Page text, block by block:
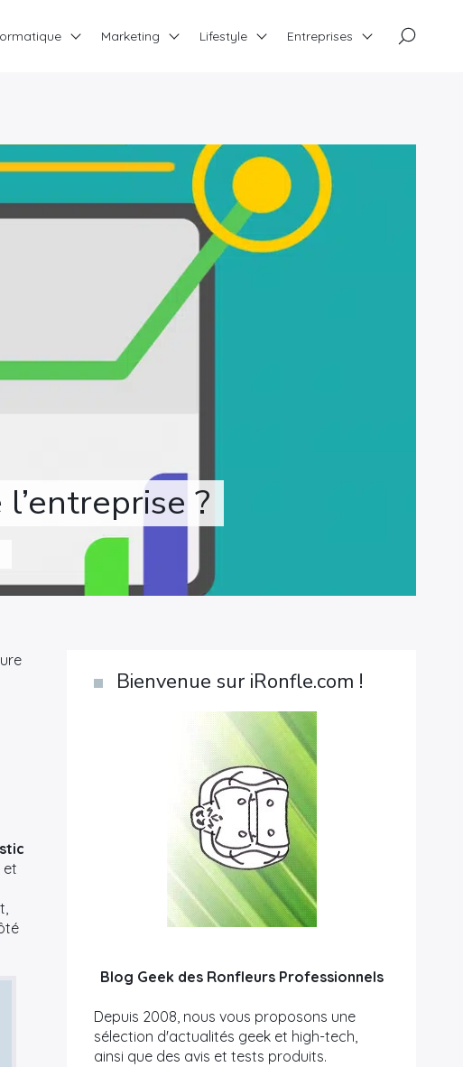
?
et
Bienvenue sur iRonfle.com !
Blog Geek des Ronfleurs Professionnels
Depuis 2008, nous vous proposons une
sélection d'actualités geek et high-tech,
ainsi que des avis et tests produits.
Marketing Lifestyle Entreprises